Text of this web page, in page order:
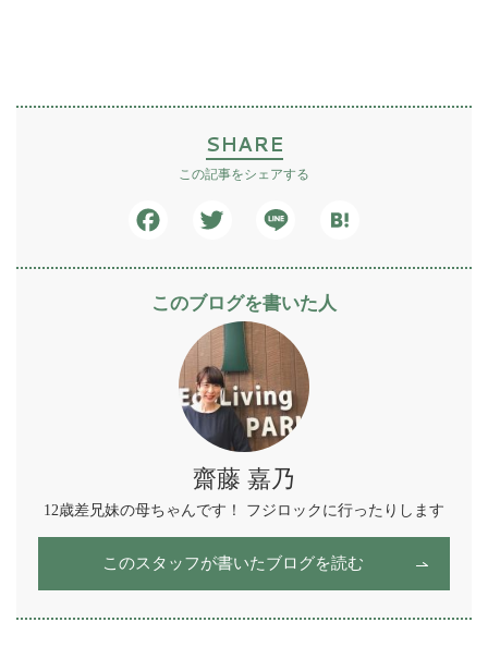
SHARE
この記事をシェアする
このブログを書いた人
齋藤 嘉乃
12歳差兄妹の母ちゃんです！ フジロックに行ったりします
このスタッフが書いたブログを読む